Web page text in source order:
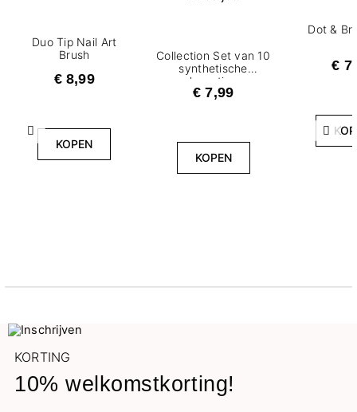
Vorige
Duo Tip Nail Art
Brush
€ 8,99
KOPEN
Collection Set van 10
synthetische
kwastjes
€ 7,99
KOPEN
Dot &
€
KORTING
10% welkomstkorting!